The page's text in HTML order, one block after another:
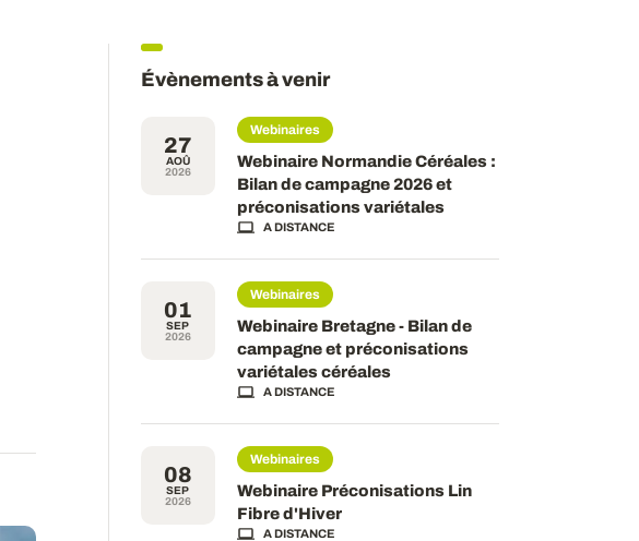
Évènements à venir
27
AOÛ
2026
Webinaires
Webinaire Normandie Céréales :
Bilan de campagne 2026 et
préconisations variétales
A DISTANCE
01
SEP
2026
Webinaires
Webinaire Bretagne - Bilan de
campagne et préconisations
variétales céréales
A DISTANCE
08
SEP
2026
Webinaires
Webinaire Préconisations Lin
Fibre d'Hiver
A DISTANCE